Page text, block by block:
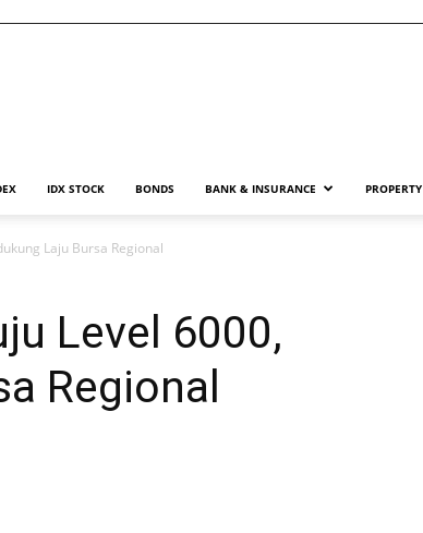
IDX STOCK BONDS BANK & INSURANCE PROPERTY
Laju Bursa Regional
Level 6000,
Regional